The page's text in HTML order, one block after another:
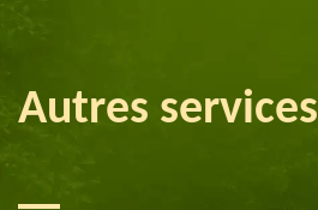
Autres services